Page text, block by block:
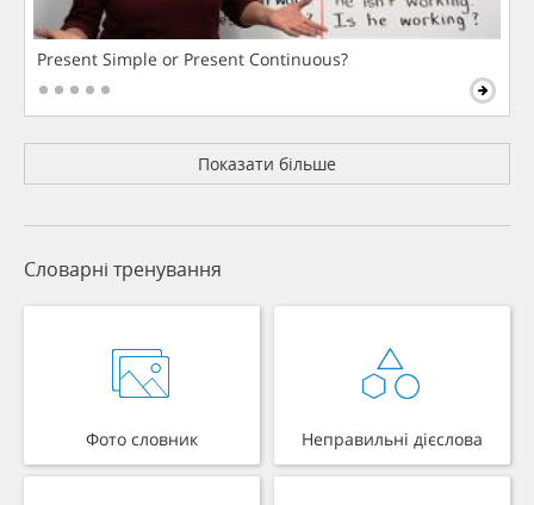
Present Simple or Present Continuous?
Показати більше
Словарні тренування
Фото словник Неправильні дієслова